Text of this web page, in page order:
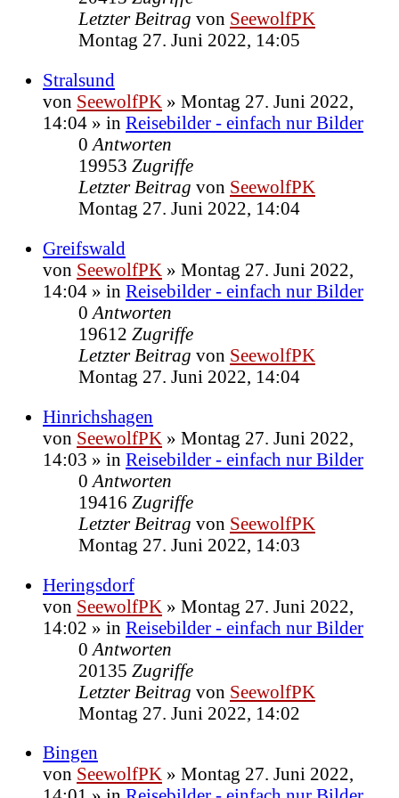
Letzter Beitrag von SeewolfPK
Montag 27. Juni 2022, 14:05
Stralsund
von SeewolfPK » Montag 27. Juni 2022,
14:04 » in Reisebilder - einfach nur Bilder
0 Antworten
19953 Zugriffe
Letzter Beitrag von SeewolfPK
Montag 27. Juni 2022, 14:04
Greifswald
von SeewolfPK » Montag 27. Juni 2022,
14:04 » in Reisebilder - einfach nur Bilder
0 Antworten
19612 Zugriffe
Letzter Beitrag von SeewolfPK
Montag 27. Juni 2022, 14:04
Hinrichshagen
von SeewolfPK » Montag 27. Juni 2022,
14:03 » in Reisebilder - einfach nur Bilder
0 Antworten
19416 Zugriffe
Letzter Beitrag von SeewolfPK
Montag 27. Juni 2022, 14:03
Heringsdorf
von SeewolfPK » Montag 27. Juni 2022,
14:02 » in Reisebilder - einfach nur Bilder
0 Antworten
20135 Zugriffe
Letzter Beitrag von SeewolfPK
Montag 27. Juni 2022, 14:02
Bingen
von SeewolfPK » Montag 27. Juni 2022,